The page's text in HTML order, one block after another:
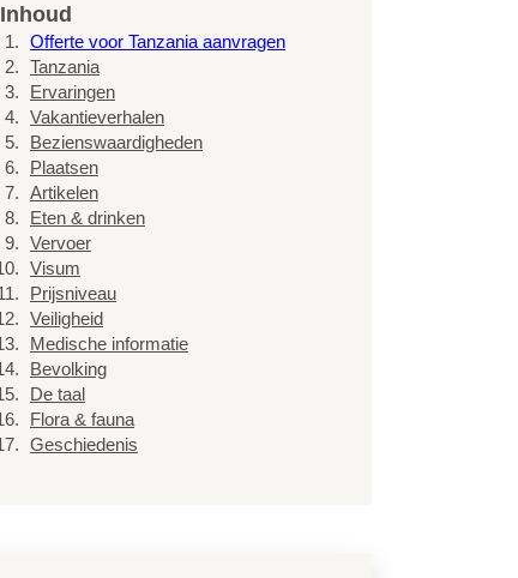
Inhoud
Offerte voor Tanzania aanvragen
Tanzania
Ervaringen
Vakantieverhalen
Bezienswaardigheden
Plaatsen
Artikelen
Eten & drinken
Vervoer
Visum
Prijsniveau
Veiligheid
Medische informatie
Bevolking
De taal
Flora & fauna
Geschiedenis